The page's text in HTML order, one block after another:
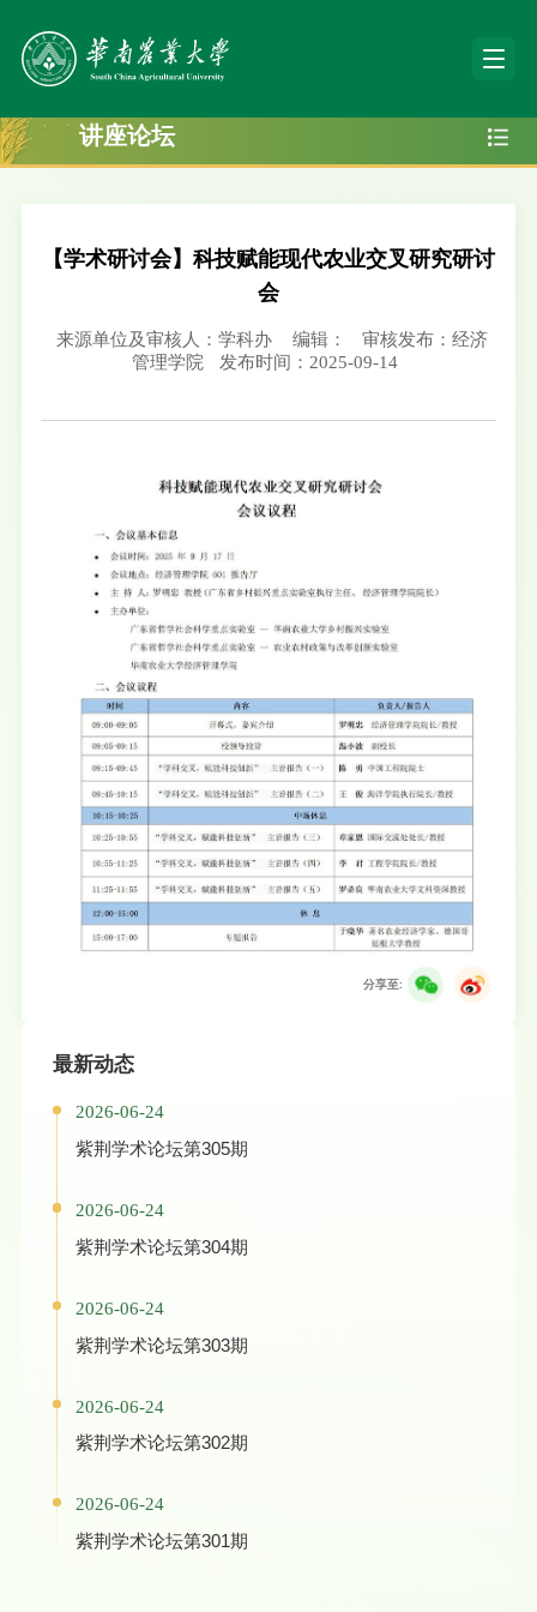
讲座论坛
【学术研讨会】科技赋能现代农业交叉研究研讨
会
来源单位及审核人：学科办 编辑：
审核发布：经济
管理学院
发布时间：2025-09-14
分享至:
最新动态
2026-06-24
紫荆学术论坛第305期
2026-06-24
紫荆学术论坛第304期
2026-06-24
紫荆学术论坛第303期
2026-06-24
紫荆学术论坛第302期
2026-06-24
紫荆学术论坛第301期